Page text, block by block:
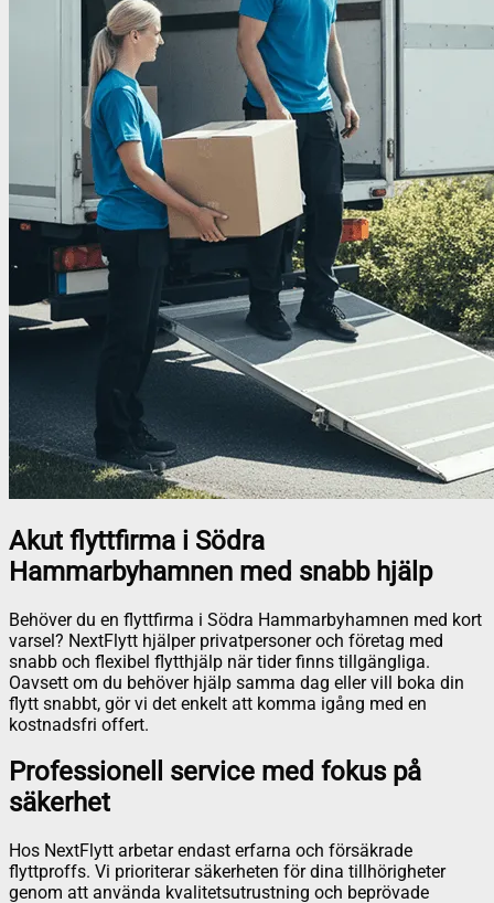
Akut flyttfirma i Södra
Hammarbyhamnen med snabb hjälp
Behöver du en flyttfirma i Södra Hammarbyhamnen med kort
varsel? NextFlytt hjälper privatpersoner och företag med
snabb och flexibel flytthjälp när tider finns tillgängliga.
Oavsett om du behöver hjälp samma dag eller vill boka din
flytt snabbt, gör vi det enkelt att komma igång med en
kostnadsfri offert.
Professionell service med fokus på
säkerhet
Hos NextFlytt arbetar endast erfarna och försäkrade
flyttproffs. Vi prioriterar säkerheten för dina tillhörigheter
genom att använda kvalitetsutrustning och beprövade